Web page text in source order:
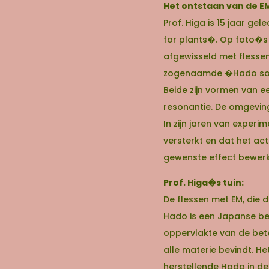
Het ontstaan van de
Prof. Higa is 15 jaar
for plants�. Op foto�s
afgewisseld met
zogenaamde �Hado
Beide zijn vormen van
resonantie. De
In zijn jaren van
versterkt en dat het
gewenste effect
Prof. Higa�s tuin:
De flessen met EM,
Hado is een Japanse
oppervlakte van de
alle materie bevindt.